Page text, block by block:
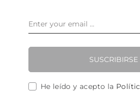
SUSCRIBIRSE
He leído y acepto la